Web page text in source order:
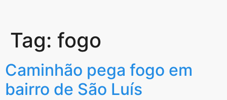
Tag: fogo
Caminhão pega fogo em
bairro de São Luís